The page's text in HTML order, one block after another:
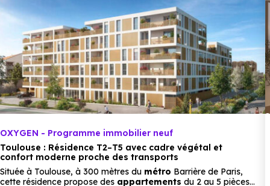
en voiture ou à 3.3 km, soit 40 min à pied
Lycée :
Lycée professionnel privé Skhole d'art à 2.2 km,
soit 4 min en voiture ou à 2.2 km, soit 26 min à
pied.
Supérieur :
Toulouse Business School Tbs
en voiture ou à 1.6 km, soit 19 min à pied
OXYGEN - Programme immobilier neuf
Toulouse : Résidence T2–T5 avec cadre végétal et
confort moderne proche des transports
Située à Toulouse, à 300 mètres du métro Barrière de Paris,
cette résidence propose des appartements du 2 au 5 pièces,